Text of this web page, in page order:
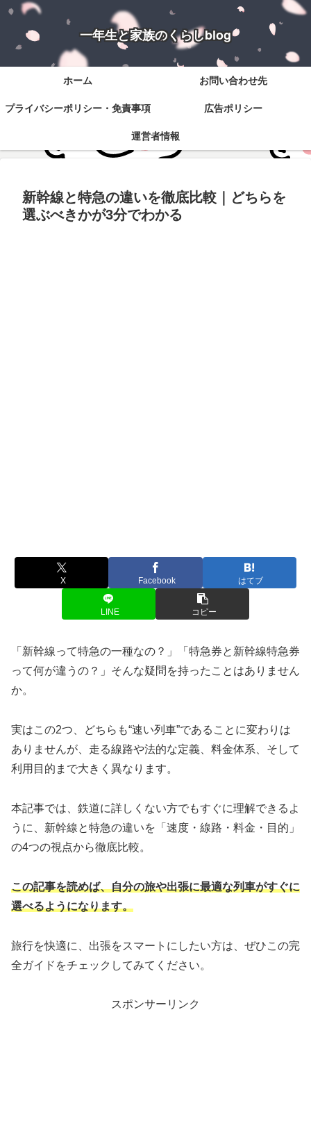
一年生と家族のくらしblog
ホーム お問い合わせ先
プライバシーポリシー・免責事項 広告ポリシー
運営者情報
新幹線と特急の違いを徹底比較｜どちらを
選ぶべきかが3分でわかる
X Facebook はてブ
LINE コピー
「新幹線って特急の一種なの？」「特急券と新幹線特急券
って何が違うの？」そんな疑問を持ったことはありません
か。
実はこの2つ、どちらも“速い列車”であることに変わりは
ありませんが、走る線路や法的な定義、料金体系、そして
利用目的まで大きく異なります。
本記事では、鉄道に詳しくない方でもすぐに理解できるよ
うに、新幹線と特急の違いを「速度・線路・料金・目的」
の4つの視点から徹底比較。
この記事を読めば、自分の旅や出張に最適な列車がすぐに
選べるようになります。
旅行を快適に、出張をスマートにしたい方は、ぜひこの完
全ガイドをチェックしてみてください。
スポンサーリンク